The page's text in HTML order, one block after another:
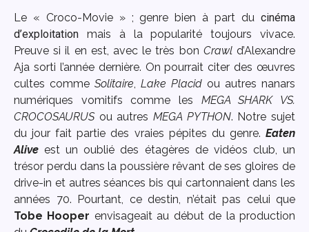
Le « Croco-Movie » ; genre bien à part du cinéma
d’exploitation mais à la popularité toujours vivace.
Preuve si il en est, avec le très bon Crawld’Alexandre
Aja sorti l’année dernière. On pourrait citer des œuvres
cultes comme Solitaire Lake Placid ou autres nanars
numériques vomitifs comme les MEGA SHARK VS.
CROCOSAURUSou autres MEGA PYTHON. Notre sujet
du jour fait partie des vraies pépites du genre. Eaten
Alive est un oublié des étagères de vidéos club, un
trésor perdu dans la poussière rêvant de ses gloires de
drive-in et autres séances bis qui cartonnaient dans les
années 70. Pourtant, ce destin, n’était pas celui que
Tobe Hooper envisageait au début de la production